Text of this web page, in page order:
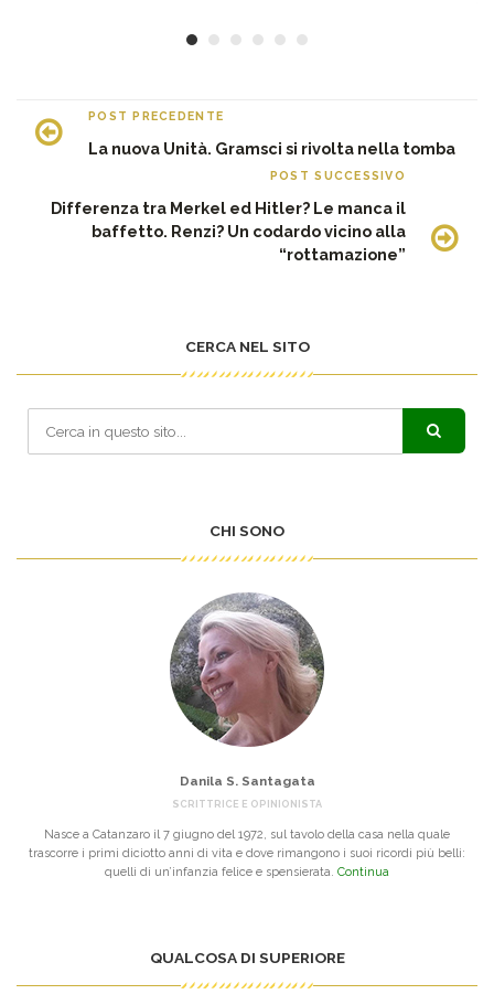
POST PRECEDENTE
La nuova Unità. Gramsci si rivolta nella tomba
POST SUCCESSIVO
Differenza tra Merkel ed Hitler? Le manca il
baffetto. Renzi? Un codardo vicino alla
“rottamazione”
CERCA NEL SITO
CHI SONO
Danila S. Santagata
SCRITTRICE E OPINIONISTA
Nasce a Catanzaro il 7 giugno del 1972, sul tavolo della casa nella quale
trascorre i primi diciotto anni di vita e dove rimangono i suoi ricordi più belli:
quelli di un’infanzia felice e spensierata. Continua
QUALCOSA DI SUPERIORE